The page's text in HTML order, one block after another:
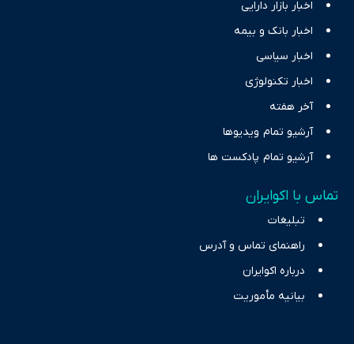
اخبار بازار دارایی
اخبار بانک و بیمه
اخبار سیاسی
اخبار تکنولوژی
آخر هفته
آرشیو تمام ویدیوها
آرشیو تمام پادکست ها
تماس با اکوایران
تبلیغات
راهنمای تماس و آدرس
درباره اکوایران
بیانیه مأموریت